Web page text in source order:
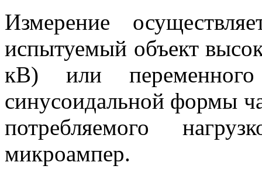
Измерение
испытуемый объект
кВ) или
синусоидальной формы
потребляемого
микроампер.